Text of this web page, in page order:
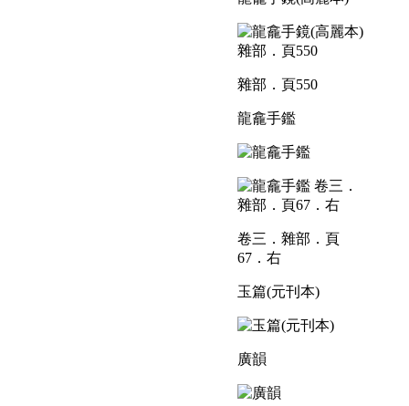
雜部．頁550
龍龕手鑑
卷三．雜部．頁
67．右
玉篇(元刊本)
廣韻